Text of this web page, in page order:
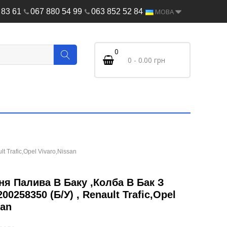
61 067 880 54 99 063 852 52 84 МОВА
0 - 0.00 грн
0
Trafic,Opel Vivaro,Nissan
Палива В Баку ,Колба В Бак З
(Б/У) , Renault Trafic,Opel